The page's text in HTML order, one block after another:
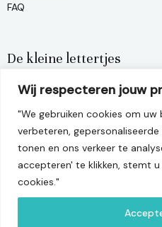
Wij respecteren jouw
"We gebruiken cookies om
verbeteren,
tonen en ons verkeer te
accepteren' te klikken, stemt
cookies."
FAQ
De kleine lettertjes
Algemene voorwaarden
Leuvensesteenweg 22, 3390
BTW-nummer: BE1001.470.956